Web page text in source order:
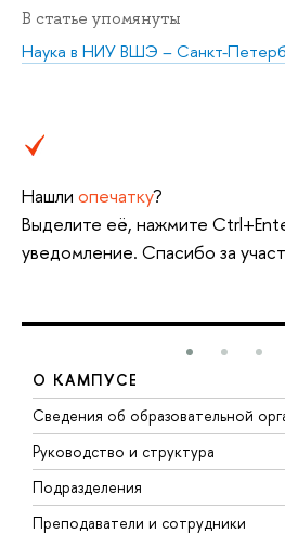
В статье упомянуты
Наука в НИУ ВШЭ – Санкт-
Нашли опечатку?
Выделите её, нажмите
уведомление. Спасибо за
О КАМПУСЕ
Сведения об образовательной
Руководство и структура
Подразделения
Преподаватели и сотрудники